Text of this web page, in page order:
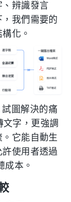
辨識發言
我們需要的
化。
圖解決的痛
字，更強調
它能自動生
使用者透過
成本。